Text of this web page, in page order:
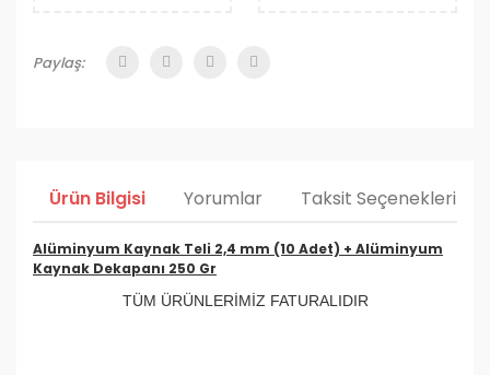
Paylaş:
Ürün Bilgisi Yorumlar Taksit Seçenekleri
Alüminyum Kaynak Teli 2,4 mm (10 Adet) + Alüminyum
Kaynak Dekapanı 250 Gr
TÜM ÜRÜNLERİMİZ FATURALIDIR